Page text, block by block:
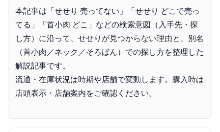
本記事は「せせり 売ってない」「せせり どこで売っ
てる」「首小肉 どこ」などの検索意図（入手先・探
し方）に沿って、せせりが見つからない理由と、別名
（首小肉／ネック／そろばん）での探し方を整理した
解説記事です。
流通・在庫状況は時期や店舗で変動します。購入時は
店頭表示・店舗案内をご確認ください。